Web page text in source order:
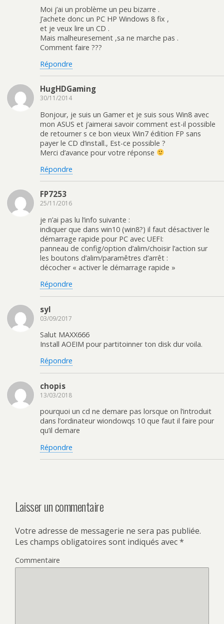
Moi j’ai un problème un peu bizarre .
J’achete donc un PC HP Windows 8 fix ,
et je veux lire un CD .
Mais malheuresement ,sa ne marche pas .
Comment faire ???
Répondre
HugHDGaming
30/11/2014
Bonjour, je suis un Gamer et je suis sous Win8 avec
mon ASUS et j’aimerai savoir comment est-il possible
de retourner s ce bon vieux Win7 édition FP sans
payer le CD d’install., Est-ce possible ?
Merci d’avance pour votre réponse
Répondre
FP7253
25/11/2016
je n’ai pas lu l’info suivante :
indiquer que dans win10 (win8?) il faut désactiver le
démarrage rapide pour PC avec UEFI:
panneau de config/option d’alim/choisir l’action sur
les boutons d’alim/paramêtres d’arrêt :
décocher « activer le démarrage rapide »
Répondre
syl
03/09/2017
Salut MAXX666
Install AOEIM pour partitoinner ton disk dur voila.
Répondre
chopis
13/03/2018
pourquoi un cd ne demare pas lorsque on l’introduit
dans l’ordinateur wiondowqs 10 que faut il faire pour
qu’il demare
Répondre
Laisser un commentaire
Votre adresse de messagerie ne sera pas publiée.
Les champs obligatoires sont indiqués avec*
Commentaire